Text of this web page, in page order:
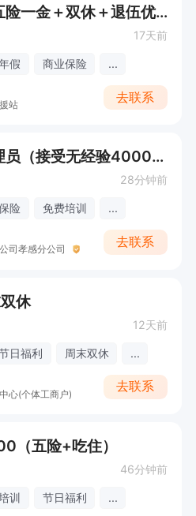
政府专职消防员（五险一金＋双休＋退伍优先）
17天前
假 商业保险 ...
站
去联系
东城区医院招聘护理员（接受无经验4000+）
28分钟前
险 免费培训 ...
司孝感分公司
去联系
休
12天前
日福利 周末双休 ...
心(个体工商户)
去联系
（五险+吃住）
46分钟前
训 节日福利 ...